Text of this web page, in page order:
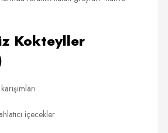
Kokteyller
içecekler